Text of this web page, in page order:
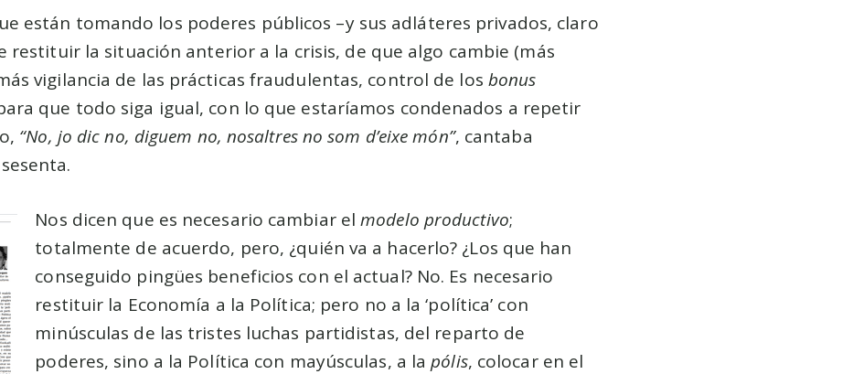
están tomando los poderes públicos –y sus adláteres privados, claro
restituir la situación anterior a la crisis, de que algo cambie (más
vigilancia de las prácticas fraudulentas, control de los bonus
que todo siga igual, con lo que estaríamos condenados a repetir
“No, jo dic no, diguem no, nosaltres no som d’eixe món”, cantaba
Nos dicen que es necesario cambiar elmodelo productivo;
totalmente de acuerdo, pero, ¿quién va a hacerlo? ¿Los que han
conseguido pingües beneficios con el actual? No. Es necesario
restituir la Economía a la Política; pero no a la ‘política’ con
minúsculas de las tristes luchas partidistas, del reparto de
poderes, sino a la Política con mayúsculas, a lapólis, colocar en el